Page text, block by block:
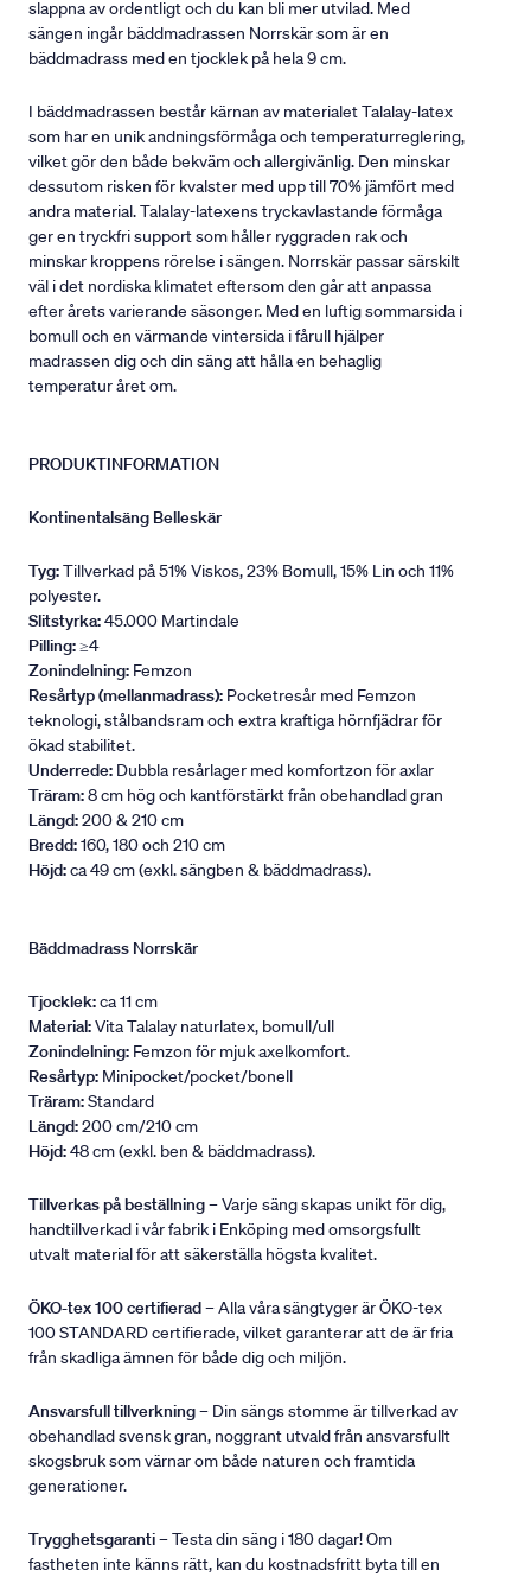
slappna av ordentligt och du kan bli mer utvilad. Med
sängen ingår bäddmadrassen Norrskär som är en
bäddmadrass med en tjocklek på hela 9 cm.
I bäddmadrassen består kärnan av materialet Talalay-latex
som har en unik andningsförmåga och temperaturreglering,
vilket gör den både bekväm och allergivänlig. Den minskar
dessutom risken för kvalster med upp till 70% jämfört med
andra material. Talalay-latexens tryckavlastande förmåga
ger en tryckfri support som håller ryggraden rak och
minskar kroppens rörelse i sängen. Norrskär passar särskilt
väl i det nordiska klimatet eftersom den går att anpassa
efter årets varierande säsonger. Med en luftig sommarsida i
bomull och en värmande vintersida i fårull hjälper
madrassen dig och din säng att hålla en behaglig
temperatur året om.
PRODUKTINFORMATION
Kontinentalsäng Belleskär
Tyg:Tillverkad på 51% Viskos, 23% Bomull, 15% Lin och 11%
polyester.
Slitstyrka:45.000 Martindale
Pilling:≥4
Zonindelning: Femzon
Resårtyp (mellanmadrass): Pocketresår med Femzon
teknologi, stålbandsram och extra kraftiga hörnfjädrar för
ökad stabilitet.
Underrede: Dubbla resårlager med komfortzon för axlar
Träram:8 cm hög och kantförstärkt från obehandlad gran
Längd:200 & 210 cm
Bredd:160, 180 och 210 cm
Höjd:ca 49 cm (exkl. sängben & bäddmadrass).
Bäddmadrass Norrskär
Tjocklek:ca 11 cm
Material:Vita Talalay naturlatex, bomull/ull
Zonindelning: Femzon för mjuk axelkomfort.
Resårtyp: Minipocket/pocket/bonell
Träram:Standard
Längd:200 cm/210 cm
Höjd:48 cm (exkl. ben & bäddmadrass).
Tillverkas på beställning– Varje säng skapas unikt för dig,
handtillverkad i vår fabrik i Enköping med omsorgsfullt
utvalt material för att säkerställa högsta kvalitet.
ÖKO-tex 100 certifierad– Alla våra sängtyger är ÖKO-tex
100 STANDARD certifierade, vilket garanterar att de är fria
från skadliga ämnen för både dig och miljön.
Ansvarsfull tillverkning– Din sängs stomme är tillverkad av
obehandlad svensk gran, noggrant utvald från ansvarsfullt
skogsbruk som värnar om både naturen och framtida
generationer.
Trygghetsgaranti– Testa din säng i 180 dagar! Om
fastheten inte känns rätt, kan du kostnadsfritt byta till en